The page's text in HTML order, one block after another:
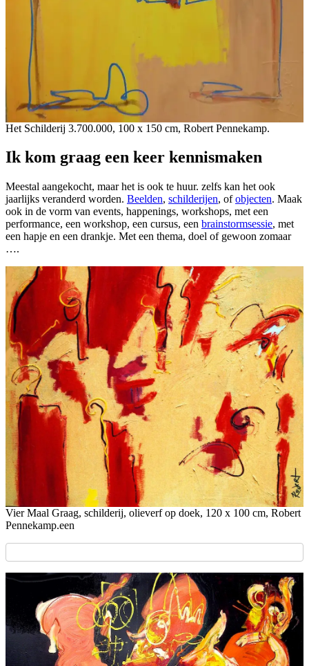
Het Schilderij 3.700.000, 100 x 150 cm, Robert Pennekamp.
Ik kom graag een keer kennismaken
Meestal aangekocht, maar het is ook te huur. zelfs kan het ook
jaarlijks veranderd worden. Beelden, schilderijen, ofobjecten. Maak
ook in de vorm van events, happenings, workshops, met een
performance, een workshop, een cursus, een brainstormsessie, met
een hapje en een drankje. Met een thema, doel of gewoon zomaar
….
Vier Maal Graag, schilderij, olieverf op doek, 120 x 100 cm, Robert
Pennekamp.een